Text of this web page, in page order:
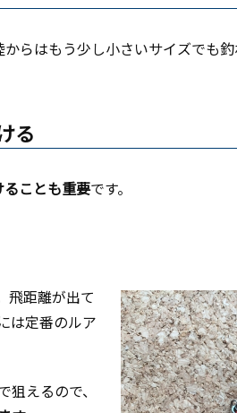
らはもう少し小さいサイズでも
る
ことも重要です。
飛距離が出て
は定番のルア
えるので、